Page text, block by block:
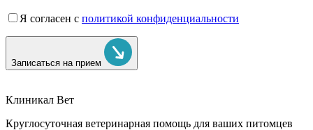
Я согласен с политикой конфиденциальности
Записаться на прием
Клиникал Вет
Круглосуточная ветеринарная помощь для ваших питомцев